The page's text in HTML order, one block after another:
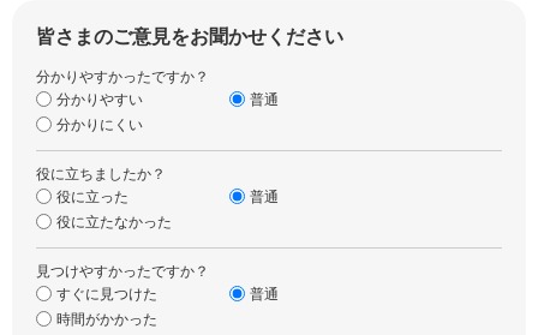
皆さまのご意見をお聞かせください
分かりやすかったですか？
分かりやすい
普通
分かりにくい
役に立ちましたか？
役に立った
普通
役に立たなかった
見つけやすかったですか？
すぐに見つけた
普通
時間がかかった